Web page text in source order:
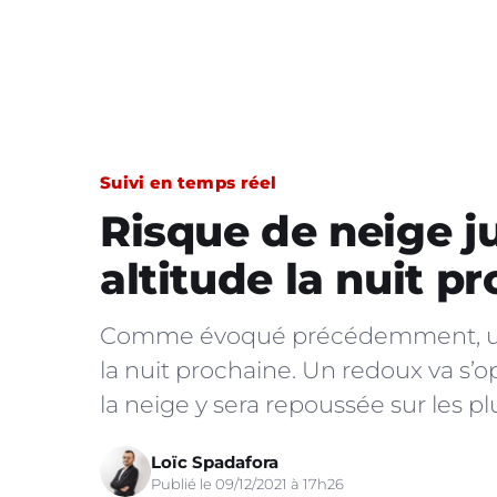
Suivi en temps réel
Risque de neige
altitude la nuit
Comme évoqué précédemment,
la nuit prochaine. Un redoux va
la neige y sera repoussée sur les
Loïc Spadafora
Publié le 09/12/2021 à 17h26